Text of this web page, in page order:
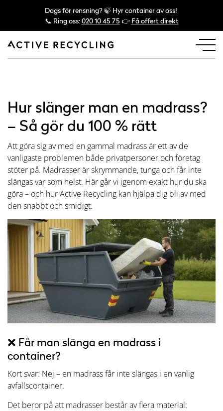
Dags för rensning? 🍃 Hyr container av oss!
📞 Ring oss:020 10 45 75 👉 Få offert direkt
Hur slänger man en madrass?
– Så gör du 100 % rätt
Att göra sig av med en gammal madrass är ett av de
vanligaste problemen både privatpersoner och företag
stöter på. Madrasser är skrymmande, tunga och får inte
slängas var som helst. Här går vi igenom exakt hur du ska
göra – och hur Active Recycling kan hjälpa dig bli av med
den snabbt och smidigt.
❌ Får man slänga en madrass i
container?
Kort svar: Nej – en madrass får inte slängas i en vanlig
avfallscontainer.
Det beror på att madrasser består av flera material: